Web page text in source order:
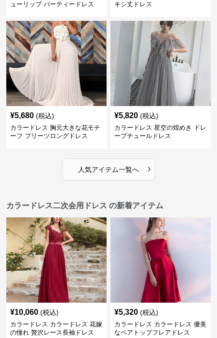
ューリップ パーティードレス
キシ丈ドレス
¥5,680 (税込)
カラードレス 胸元大きな花モチ
ーフ プリーツロングドレス
¥5,820 (税込)
カラードレス 星空の煌めき ドレ
ープチュールドレス
人気アイテム一覧へ ›
カラードレス二次会用ドレス の新着アイテム
¥10,060 (税込)
カラードレス カラードレス 花嫁
の憧れ 贅沢レース長袖ドレス
¥5,320 (税込)
カラードレス カラードレス 優美
なベアトップフレアドレス